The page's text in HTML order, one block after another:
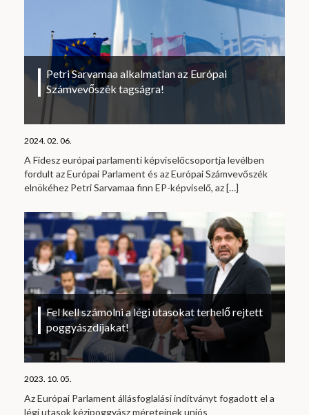
Petri Sarvamaa alkalmatlan az Európai
Számvevőszék tagságra!
2024. 02. 06.
A Fidesz európai parlamenti képviselőcsoportja levélben
fordult az Európai Parlament és az Európai Számvevőszék
elnökéhez Petri Sarvamaa finn EP-képviselő, az[…]
Fel kell számolni a légi utasokat terhelő rejtett
poggyászdíjakat!
2023. 10. 05.
Az Európai Parlament állásfoglalási indítványt fogadott el a
légi utasok kézipoggyász méreteinek uniós